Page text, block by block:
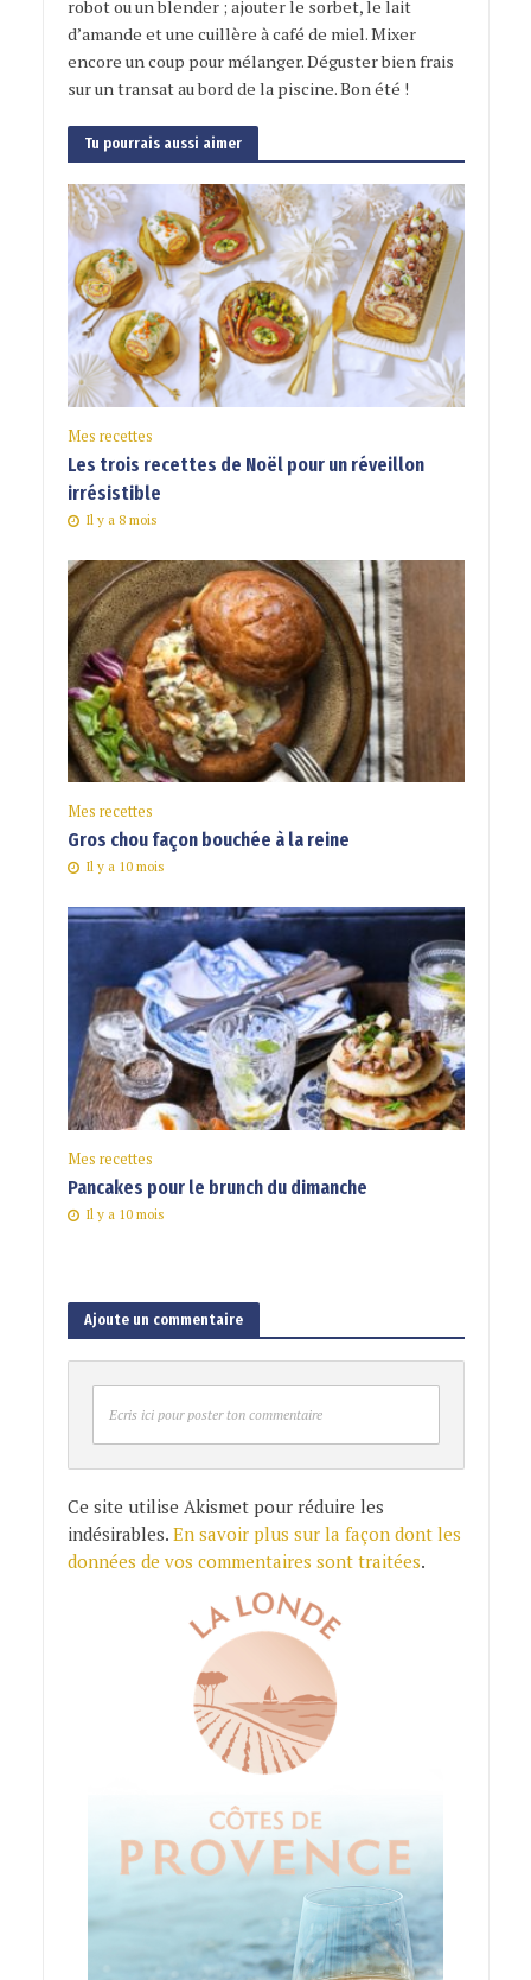
robot ou un blender ; ajouter le sorbet, le lait
d’amande et une cuillère à café de miel. Mixer
encore un coup pour mélanger. Déguster bien frais
sur un transat au bord de la piscine. Bon été !
Tu pourrais aussi aimer
Mes recettes
Les trois recettes de Noël pour un réveillon
irrésistible
Il y a 8 mois
Mes recettes
Gros chou façon bouchée à la reine
Il y a 10 mois
Mes recettes
Pancakes pour le brunch du dimanche
Il y a 10 mois
Ajoute un commentaire
Ecris ici pour poster ton commentaire
Ce site utilise Akismet pour réduire les
indésirables. En savoir plus sur la façon dont les
données de vos commentaires sont traitées.